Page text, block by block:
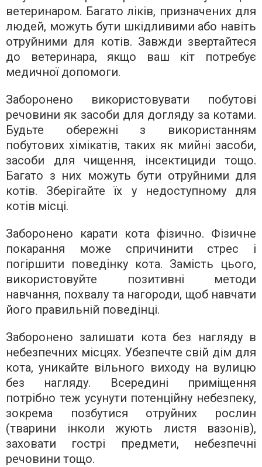
ветеринаром. Багато ліків, призначених для
людей, можуть бути шкідливими або навіть
отруйними для котів. Завжди звертайтеся
до ветеринара, якщо ваш кіт потребує
медичної допомоги.
Заборонено використовувати побутові
речовини як засоби для догляду за котами.
Будьте обережні з використанням
побутових хімікатів, таких як мийні засоби,
засоби для чищення, інсектициди тощо.
Багато з них можуть бути отруйними для
котів. Зберігайте їх у недоступному для
котів місці.
Заборонено карати кота фізично. Фізичне
покарання може спричинити стрес і
погіршити поведінку кота. Замість цього,
використовуйте позитивні методи
навчання, похвалу та нагороди, щоб навчати
його правильній поведінці.
Заборонено залишати кота без нагляду в
небезпечних місцях. Убезпечте свій дім для
кота, уникайте вільного виходу на вулицю
без нагляду. Всередині приміщення
потрібно теж усунути потенційну небезпеку,
зокрема позбутися отруйних рослин
(тварини інколи жують листя вазонів),
заховати гострі предмети, небезпечні
речовини тощо.